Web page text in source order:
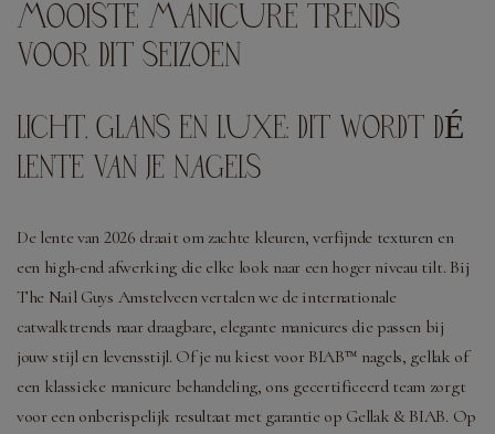
MOOISTE MANICURE TRENDS
VOOR DIT SEIZOEN
LICHT, GLANS EN LUXE: DIT WORDT DÉ
LENTE VAN JE NAGELS
De lente van 2026 draait om zachte kleuren, verfijnde texturen en
een high-end afwerking die elke look naar een hoger niveau tilt. Bij
The Nail Guys Amstelveen vertalen we de internationale
catwalktrends naar draagbare, elegante manicures die passen bij
jouw stijl en levensstijl. Of je nu kiest voor BIAB™ nagels, gellak of
een klassieke manicure behandeling, ons gecertificeerd team zorgt
voor een onberispelijk resultaat met garantie op Gellak & BIAB. Op